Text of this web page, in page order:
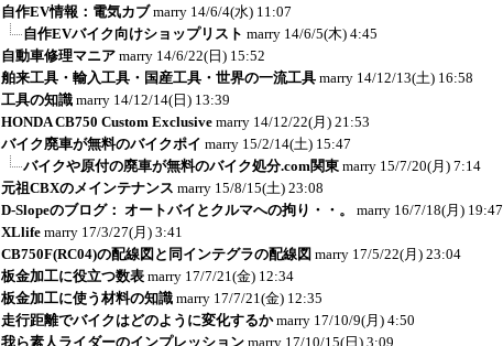
自作EV情報：電気カブ marry 14/6/4(水) 11:07
自作EVバイク向けショップリスト marry 14/6/5(木) 4:45
自動車修理マニア marry 14/6/22(日) 15:52
舶来工具・輸入工具・国産工具・世界の一流工具 marry 14/12/13(土) 16:58
工具の知識 marry 14/12/14(日) 13:39
HONDA CB750 Custom Exclusive marry 14/12/22(月) 21:53
バイク廃車が無料のバイクポイ marry 15/2/14(土) 15:47
バイクや原付の廃車が無料のバイク処分.com関東 marry 15/7/20(月) 7:14
元祖CBXのメインテナンス marry 15/8/15(土) 23:08
D-Slopeのブログ： オートバイとクルマへの拘り・・。
marry 16/7/18(月) 19:47
XLlife marry 17/3/27(月) 3:41
CB750F(RC04)の配線図と同インテグラの配線図 marry 17/5/22(月) 23:04
板金加工に役立つ数表 marry 17/7/21(金) 12:34
板金加工に使う材料の知識 marry 17/7/21(金) 12:35
走行距離でバイクはどのように変化するか marry 17/10/9(月) 4:50
我ら素人ライダーのインプレッション marry 17/10/15(日) 3:09